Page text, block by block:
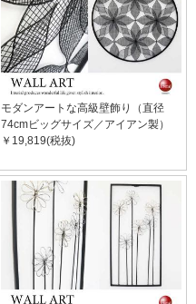
モダンアートな高級壁飾り（直径
74cmビッグサイズ／アイアン製）
￥19,819(税抜)